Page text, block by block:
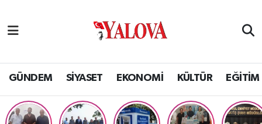
GÜNDEM SİYASET EKONOMİ KÜLTÜR EĞİTİM
SİYASET
EKONOMİ
Yalova Nöbetçi Eczaneler
Yalova Hava Durumu
Yalova Namaz Vakitleri